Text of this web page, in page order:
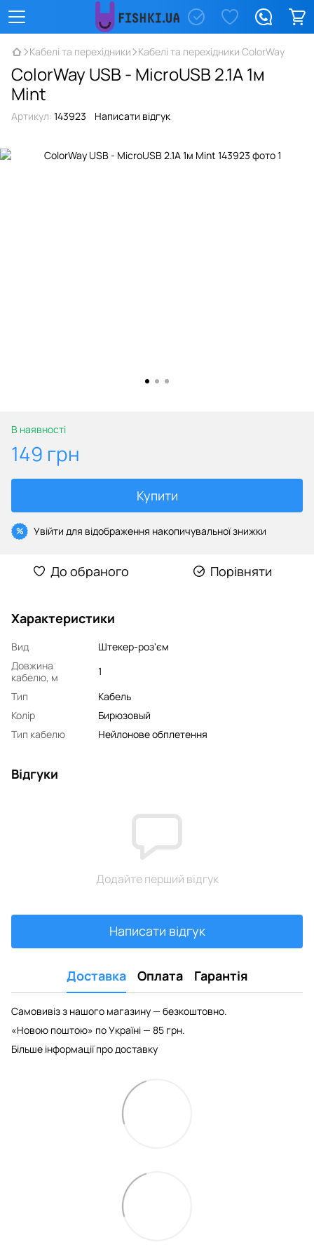
Кабелі та перехідники Кабелі та перехідники ColorWay
ColorWay USB - МicroUSB 2.1А 1м
Mint
Артикул: 143923 Написати відгук
В наявності
149 грн
Купити
% Увійти для відображення накопичувальної знижки
До обраного Порівняти
Характеристики
Вид
Штекер-роз'єм
Довжина
кабелю, м
1
Тип
Кабель
Колір
Бирюзовый
Тип кабелю
Нейлонове обплетення
Відгуки
Додайте перший відгук
Написати відгук
Доставка Оплата Гарантія
Самовивіз з нашого магазину — безкоштовно.
«Новою поштою» по Україні — 85 грн.
Більше інформації про доставку